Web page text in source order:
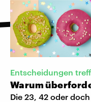
Entscheidungen
Warum
Die 23, 42 oder